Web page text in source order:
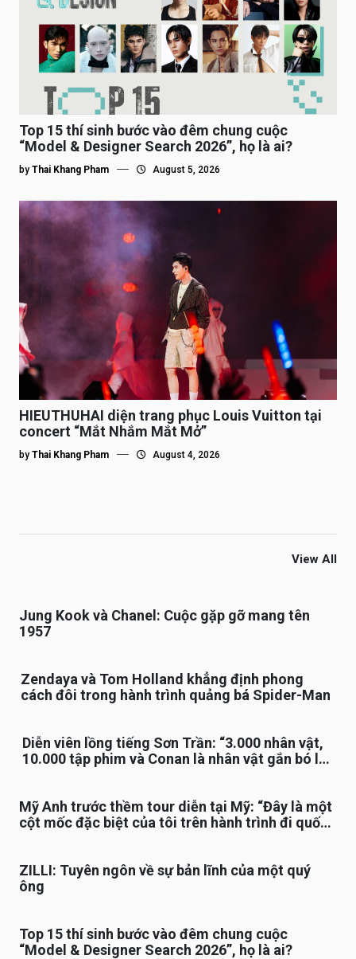
Top 15 thí sinh bước vào đêm chung cuộc
“Model & Designer Search 2026”, họ là ai?
by Thai Khang Pham August 5, 2026
HIEUTHUHAI diện trang phục Louis Vuitton tại
concert “Mắt Nhắm Mắt Mở”
by Thai Khang Pham August 4, 2026
View All
Jung Kook và Chanel: Cuộc gặp gỡ mang tên
1957
Zendaya và Tom Holland khẳng định phong
cách đôi trong hành trình quảng bá Spider-Man
Diễn viên lồng tiếng Sơn Trần: “3.000 nhân vật,
10.000 tập phim và Conan là nhân vật gắn bó lâu
Mỹ Anh trước thềm tour diễn tại Mỹ: “Đây là một
cột mốc đặc biệt của tôi trên hành trình đi quốc
ZILLI: Tuyên ngôn về sự bản lĩnh của một quý
ông
Top 15 thí sinh bước vào đêm chung cuộc
“Model & Designer Search 2026”, họ là ai?